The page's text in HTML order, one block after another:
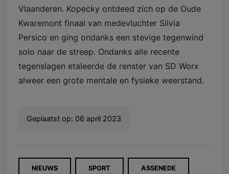
Vlaanderen. Kopecky ontdeed zich op de Oude
Kwaremont finaal van medevluchter Silvia
Persico en ging ondanks een stevige tegenwind
solo naar de streep. Ondanks alle recente
tegenslagen etaleerde de renster van SD Worx
alweer een grote mentale en fysieke weerstand.
Geplaatst op: 06 april 2023
NIEUWS SPORT ASSENEDE